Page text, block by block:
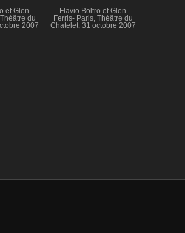
et Glen
du
2007
Flavio Boltro et Glen
Ferris- Paris, Théâtre du
Chatelet, 31 octobre 2007